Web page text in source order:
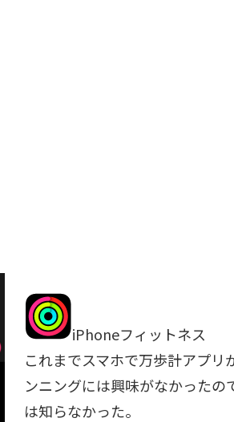
iPhoneフィットネス
これまでスマホで万歩計アプリ
ンニングには興味がなかったの
は知らなかった。